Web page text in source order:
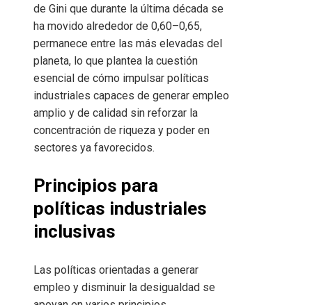
de Gini que durante la última década se
ha movido alrededor de 0,60–0,65,
permanece entre las más elevadas del
planeta, lo que plantea la cuestión
esencial de cómo impulsar políticas
industriales capaces de generar empleo
amplio y de calidad sin reforzar la
concentración de riqueza y poder en
sectores ya favorecidos.
Principios para
políticas industriales
inclusivas
Las políticas orientadas a generar
empleo y disminuir la desigualdad se